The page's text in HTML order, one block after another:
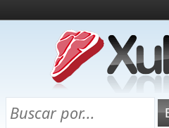
¿Qué es esto?
Directorio
Chuletas para exámenes